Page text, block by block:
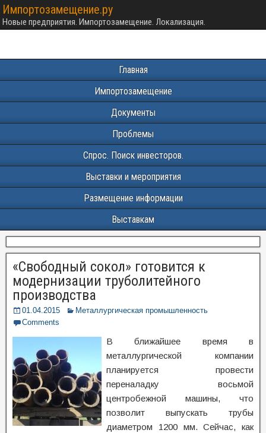
Импортозамещение.ру
Новые предприятия. Импортозамещение. Локализация.
Главная
Импортозамещение
Документы
Проблемы
Спрос. Поиск инвесторов.
Выставки и мероприятия
Размещение информации
Выставкам
«Свободный сокол» готовится к
модернизации труболитейного
производства
01.04.2015
Металлургическая промышленность
Comments
В ближайшее время в
металлургической компании
планируется провести
переналадку восьмой
центробежной машины, что
позволит выпускать трубы
диаметром 1200 мм. Сейчас, как